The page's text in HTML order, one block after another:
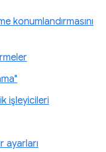
konumlandırmasını
işleyicileri
ayarları